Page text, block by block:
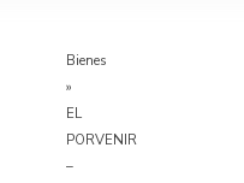
Bienes
»
EL
PORVENIR
–